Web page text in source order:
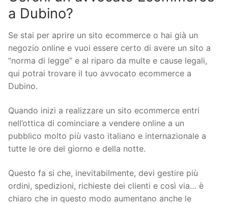
a Dubino?
Se stai per aprire un sito ecommerce o hai già un
negozio online e vuoi essere certo di avere un sito a
“norma di legge” e al riparo da multe e cause legali,
qui potrai trovare il tuo avvocato ecommerce a
Dubino.
Quando inizi a realizzare un sito ecommerce entri
nell’ottica di cominciare a vendere online a un
pubblico molto più vasto italiano e internazionale a
tutte le ore del giorno e della notte.
Questo fa si che, inevitabilmente, devi gestire più
ordini, spedizioni, richieste dei clienti e così via… è
chiaro che in questo modo aumentano anche le